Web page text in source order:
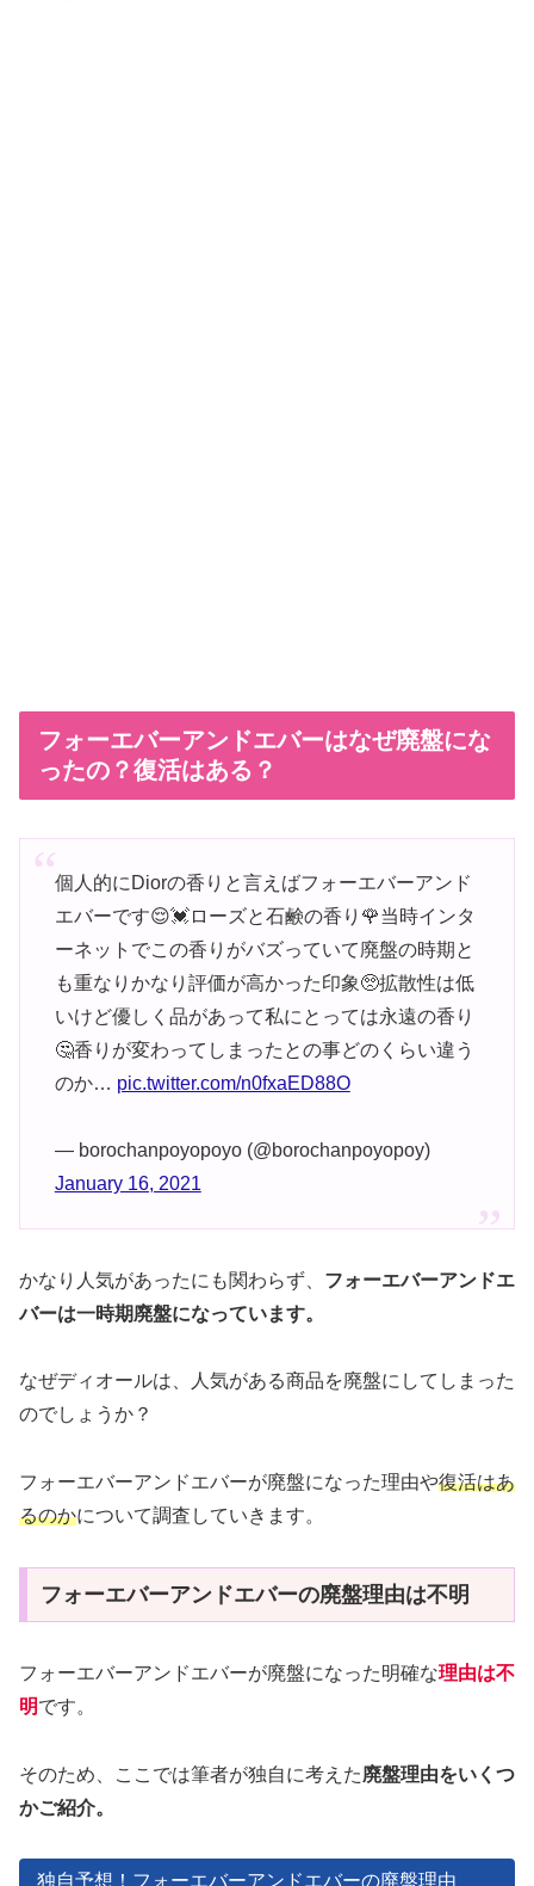
フォーエバーアンドエバーはなぜ廃盤にな
ったの？復活はある？
個人的にDiorの香りと言えばフォーエバーアンド
エバーです😌💓ローズと石鹸の香り🌹当時インタ
ーネットでこの香りがバズっていて廃盤の時期と
も重なりかなり評価が高かった印象🥺拡散性は低
いけど優しく品があって私にとっては永遠の香り
🤔香りが変わってしまったとの事どのくらい違う
のか… pic.twitter.com/n0fxaED88O
— borochanpoyopoyo (@borochanpoyopoy)
January 16, 2021
かなり人気があったにも関わらず、 フォーエバーアンドエ
バーは一時期廃盤になっています。
なぜディオールは、人気がある商品を廃盤にしてしまった
のでしょうか？
フォーエバーアンドエバーが廃盤になった理由や復活はあ
るのかについて調査していきます。
フォーエバーアンドエバーの廃盤理由は不明
フォーエバーアンドエバーが廃盤になった明確な理由は不
明です。
そのため、ここでは筆者が独自に考えた廃盤理由をいくつ
かご紹介。
独自予想！フォーエバーアンドエバーの廃盤理由